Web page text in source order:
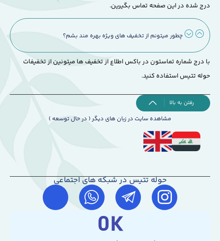
درج شده در این صفحه تماس بگیرین.
چطور میتونم از تخفیف های ویژه بهره مند بشم؟
با درج شماره تماستون در باکس اطلاع از تخفیف ها میتونین از تخفیفات
حوله تتیس استفاده کنید.
رفتن به بالا
مشاهده سایت در زبان های دیگر ( در حال توسعه )
حوله تتیس در شبکه های اجتماعی
K
0